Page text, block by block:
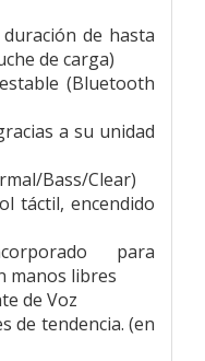
de hasta
de carga)
(Bluetooth
a su unidad
Bass/Clear)
táctil, encendido
para
manos libres
de Voz
de tendencia. (en